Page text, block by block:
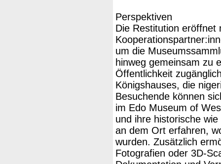
Perspektiven
Die Restitution eröffnet
um die
hinweg gemeinsam zu
Öffentlichkeit
Königshauses, die
Besuchende können
im Edo Museum of
und ihre historische
an dem Ort erfahren,
wurden. Zusätzlich
Fotografien oder 3D-